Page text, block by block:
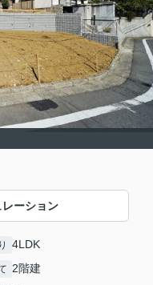
ーション
4LDK
2階建